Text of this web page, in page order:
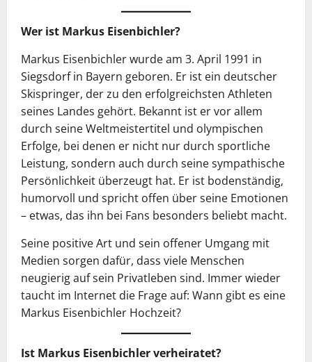
Wer ist Markus Eisenbichler?
Markus Eisenbichler wurde am 3. April 1991 in
Siegsdorf in Bayern geboren. Er ist ein deutscher
Skispringer, der zu den erfolgreichsten Athleten
seines Landes gehört. Bekannt ist er vor allem
durch seine Weltmeistertitel und olympischen
Erfolge, bei denen er nicht nur durch sportliche
Leistung, sondern auch durch seine sympathische
Persönlichkeit überzeugt hat. Er ist bodenständig,
humorvoll und spricht offen über seine Emotionen
– etwas, das ihn bei Fans besonders beliebt macht.
Seine positive Art und sein offener Umgang mit
Medien sorgen dafür, dass viele Menschen
neugierig auf sein Privatleben sind. Immer wieder
taucht im Internet die Frage auf: Wann gibt es eine
Markus Eisenbichler Hochzeit?
Ist Markus Eisenbichler verheiratet?